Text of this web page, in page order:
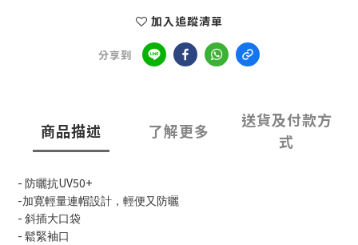
加入追蹤清單
分享到
商品描述 了解更多
送貨及付款方
式
- 防曬抗UV50+
-加寛輕量連帽設計，輕便又防曬
- 斜插大口袋
- 鬆緊袖口